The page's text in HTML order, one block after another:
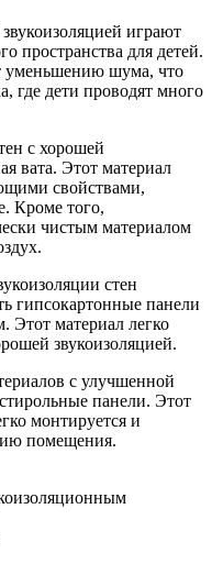
играют
пространства для детей.
уменьшению шума, что
где дети проводят много
с хорошей
вата. Этот материал
свойствами,
Кроме того,
чистым материалом
стен
гипсокартонные панели
Этот материал легко
звукоизоляцией.
с улучшенной
панели. Этот
монтируется и
помещения.